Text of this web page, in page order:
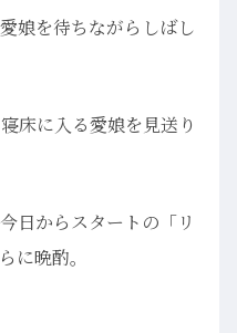
娘を待ちながらしばし
床に入る愛娘を見送り
日からスタートの「リ
に晩酌。